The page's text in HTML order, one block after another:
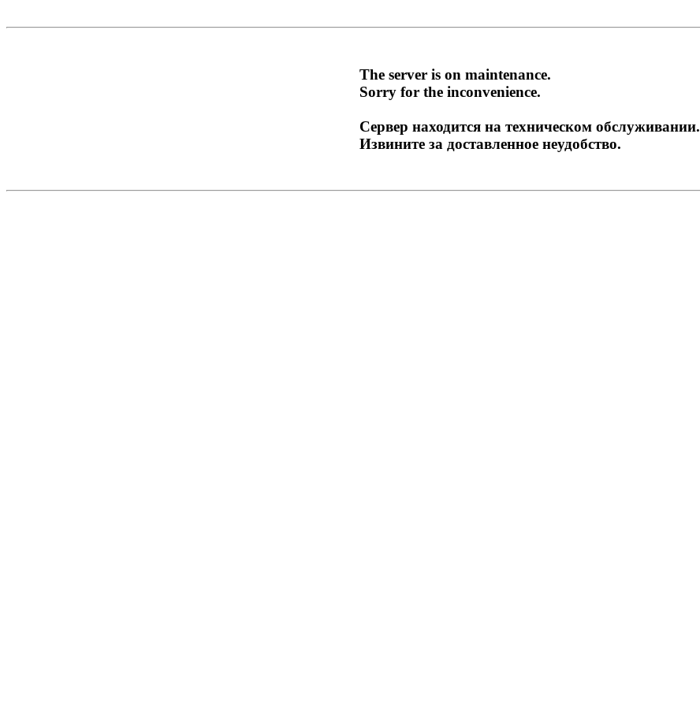
The server is on maintenance.
Sorry for the inconvenience.
Сервер находится на техническом обслуживании.
Извините за доставленное неудобство.